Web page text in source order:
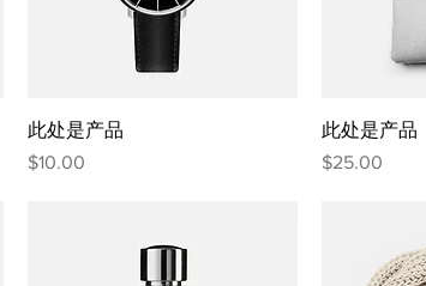
此处是产品
價格
$10.00
此处是产品
價格
$25.00